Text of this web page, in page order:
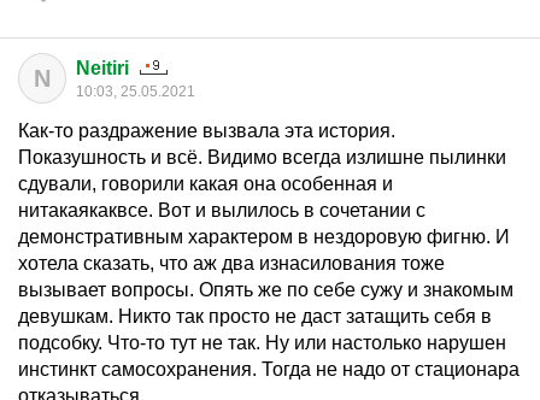
N Neitiri
10:03, 25.05.2021
Как-то раздражение вызвала эта история.
Показушность и всё. Видимо всегда излишне пылинки
сдували, говорили какая она особенная и
нитакаякаквсе. Вот и вылилось в сочетании с
демонстративным характером в нездоровую фигню. И
хотела сказать, что аж два изнасилования тоже
вызывает вопросы. Опять же по себе сужу и знакомым
девушкам. Никто так просто не даст затащить себя в
подсобку. Что-то тут не так. Ну или настолько нарушен
инстинкт самосохранения. Тогда не надо от стационара
отказываться.